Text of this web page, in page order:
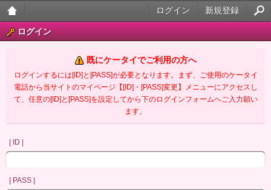
大人
ータ
イ官
新規登録
ログイン
ログイン
既にケータイでご利用の方へ
ログインするには[ID]と[PASS]が必要となります。まず、ご使用のケータイ
電話から当サイトのマイページ【[ID]・[PASS]変更】メニューにアクセスし
て、任意の[ID]と[PASS]を設定してから下のログインフォームへご入力願い
ます。
| ID |
| PASS |